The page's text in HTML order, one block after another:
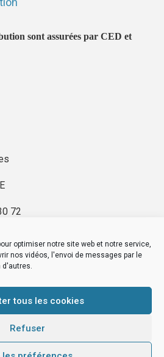
optimiser notre site web et notre service,
nos vidéos, l'envoi de messages par le
d'autres.
tous les cookies
Refuser
sont assurées par CED et
72
Mentions Légales
eDovel.com